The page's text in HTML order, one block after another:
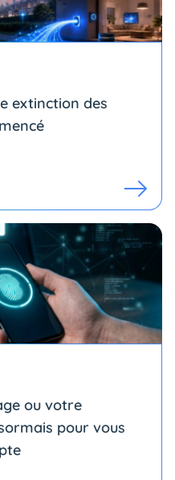
extinction des
ou votre
pour vous